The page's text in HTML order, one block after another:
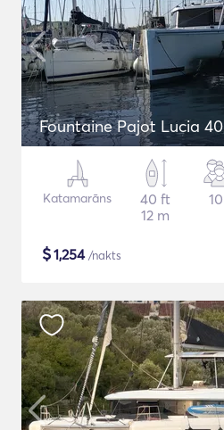
Fountaine Pajot Lucia 40
Katamarāns
40 ft
12 m
10
$1,254/nakts